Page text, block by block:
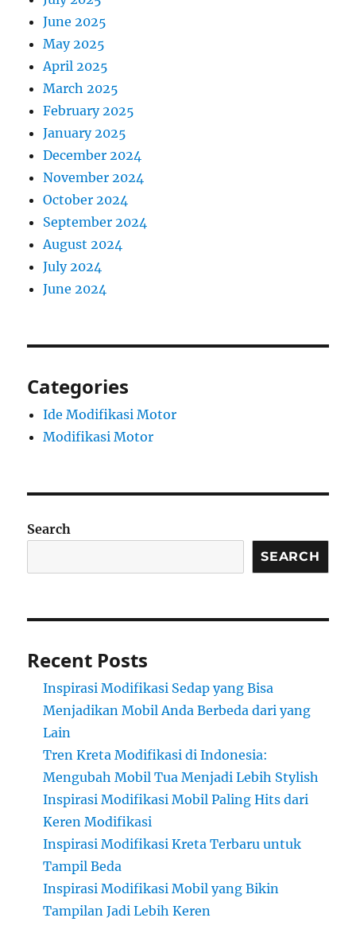
June 2025
May 2025
April 2025
March 2025
February 2025
January 2025
December 2024
November 2024
October 2024
September 2024
August 2024
July 2024
June 2024
Categories
Ide Modifikasi Motor
Modifikasi Motor
Search
SEARCH
Recent Posts
Inspirasi Modifikasi Sedap yang Bisa
Menjadikan Mobil Anda Berbeda dari yang
Lain
Tren Kreta Modifikasi di Indonesia:
Mengubah Mobil Tua Menjadi Lebih Stylish
Inspirasi Modifikasi Mobil Paling Hits dari
Keren Modifikasi
Inspirasi Modifikasi Kreta Terbaru untuk
Tampil Beda
Inspirasi Modifikasi Mobil yang Bikin
Tampilan Jadi Lebih Keren